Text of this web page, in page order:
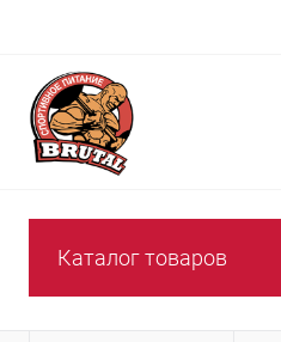
Каталог товаров